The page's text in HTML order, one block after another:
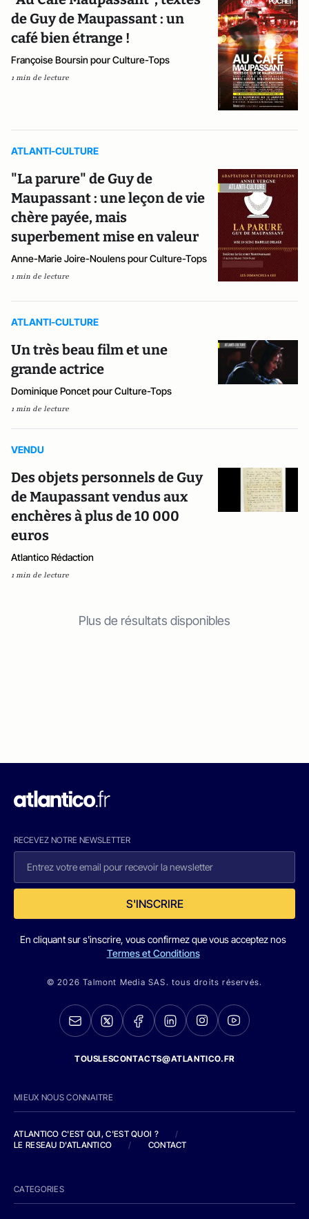
de Guy de Maupassant : un
café bien étrange !
Françoise Boursin pour Culture-Tops
1 min de lecture
ATLANTI-CULTURE
"La parure" de Guy de
Maupassant : une leçon de vie
chère payée, mais
superbement mise en valeur
Anne-Marie Joire-Noulens pour Culture-Tops
1 min de lecture
ATLANTI-CULTURE
Un très beau film et une
grande actrice
Dominique Poncet pour Culture-Tops
1 min de lecture
VENDU
Des objets personnels de Guy
de Maupassant vendus aux
enchères à plus de 10 000
euros
Atlantico Rédaction
1 min de lecture
Plus de résultats disponibles
RECEVEZ NOTRE NEWSLETTER
S'INSCRIRE
En cliquant sur s'inscrire, vous confirmez que vous acceptez nos
Termes et Conditions
© 2026 Talmont Media SAS. tous droits réservés.
TOUSLESCONTACTS@ATLANTICO.FR
MIEUX NOUS CONNAITRE
ATLANTICO C'EST QUI, C'EST QUOI ?
/
LE RESEAU D'ATLANTICO
/ CONTACT
CATEGORIES